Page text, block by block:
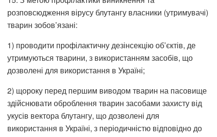
розповсюдження вірусу блутангу власники (утримувачі)
тварин зобов’язані:
1) проводити профілактичну дезінсекцію об’єктів, де
утримуються тварини, з використанням засобів, що
дозволені для використання в Україні;
2) щороку перед першим виводом тварин на пасовище
здійснювати оброблення тварин засобами захисту від
укусів вектора блутангу, що дозволені для
використання в Україні, з періодичністю відповідно до